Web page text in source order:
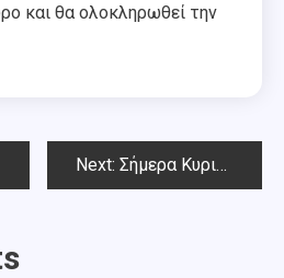
και θα ολοκληρωθεί την
Next: Σήμερα Κυριακή 5 Ιουλίου το 1ο Blitz Ιουλίου Chess Square 2026